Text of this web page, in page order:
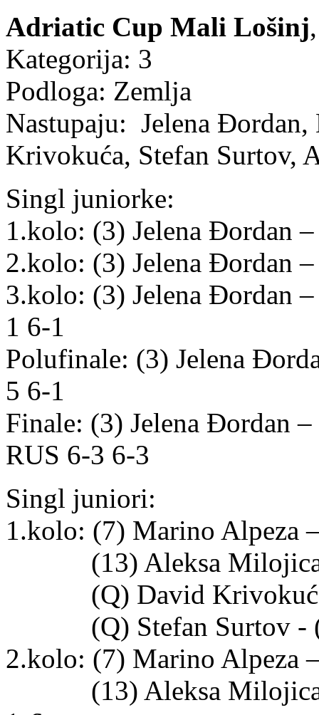
Adriatic Cup Mali Lošinj
Kategorija: 3
Podloga: Zemlja
Nastupaju: Jelena
Krivokuća, Stefan Surtov,
Singl juniorke:
1.kolo: (3) Jelena Đordan
2.kolo: (3) Jelena Đordan
3.kolo: (3) Jelena Đordan
1 6-1
Polufinale: (3) Jelena
5 6-1
Finale: (3) Jelena Đordan
RUS 6-3 6-3
Singl juniori:
1.kolo: (7) Marino Alpeza
(13) Aleksa Milojica
(Q) David Krivokuća -
(Q) Stefan Surtov -
2.kolo: (7) Marino Alpeza
(13) Aleksa Milojica -